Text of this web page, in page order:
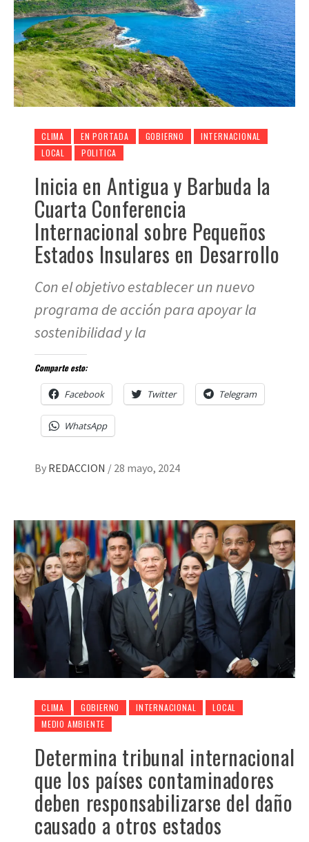
CLIMA EN PORTADA GOBIERNO
INTERNACIONAL
LOCAL
POLITICA
Inicia en Antigua y Barbuda la
Cuarta Conferencia
Internacional sobre Pequeños
Estados Insulares en Desarrollo
Con el objetivo establecer un nuevo
programa de acción para apoyar la
sostenibilidad y la
Comparte esto:
Facebook Twitter Telegram
WhatsApp
By REDACCION / 28 mayo, 2024
CLIMA GOBIERNO INTERNACIONAL
LOCAL
MEDIO AMBIENTE
Determina tribunal internacional
que los países contaminadores
deben responsabilizarse del daño
causado a otros estados